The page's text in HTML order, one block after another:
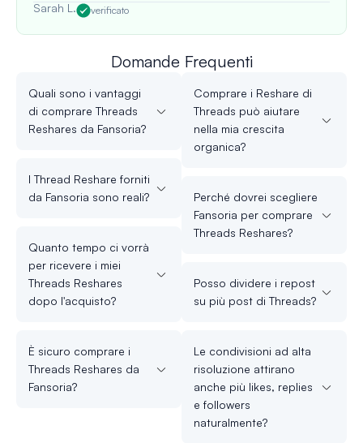
Sarah L. verificato
Domande Frequenti
Quali sono i vantaggi
di comprare Threads
Reshares da Fansoria?
I Thread Reshare forniti
da Fansoria sono reali?
Quanto tempo ci vorrà
per ricevere i miei
Threads Reshares
dopo l'acquisto?
È sicuro comprare i
Threads Reshares da
Fansoria?
Comprare i Reshare di
Threads può aiutare
nella mia crescita
organica?
Perché dovrei scegliere
Fansoria per comprare
Threads Reshares?
Posso dividere i repost
su più post di Threads?
Le condivisioni ad alta
risoluzione attirano
anche più likes, replies
e followers
naturalmente?